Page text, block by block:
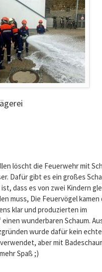
löscht die Feuerwehr mit
Dafür gibt es ein großes
dass es von zwei Kindern
muss, Die Feuervögel kamen
klar und produzierten im
wunderbaren Schaum.
wurde dafür kein
aber mit
Spaß ;)